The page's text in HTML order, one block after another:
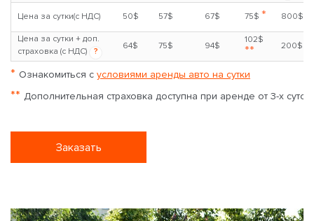
Цена за сутки(с НДС) 50$ 57$ 67$ 75$ * 800$
Цена за сутки + доп.
страховка (с НДС)
?
64$ 75$ 94$
102$
** 200$
* Ознакомиться с условиями аренды авто на сутки
** Дополнительная страховка доступна при аренде от 3-х суток
Заказать